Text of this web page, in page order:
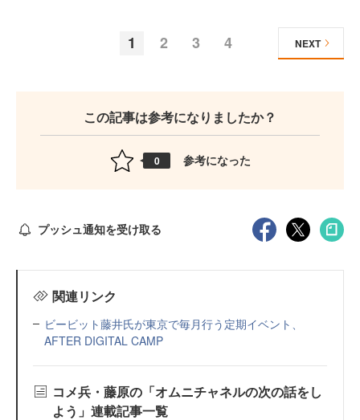
1 2 3 4 NEXT
この記事は参考になりましたか？
0 参考になった
プッシュ通知を受け取る
関連リンク
ビービット藤井氏が東京で毎月行う定期イベント、
AFTER DIGITAL CAMP
コメ兵・藤原の「オムニチャネルの次の話をし
よう」連載記事一覧